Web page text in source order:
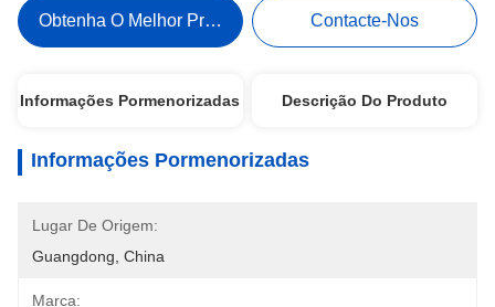
Obtenha O Melhor Preço Contacte-Nos
Informações Pormenorizadas Descrição Do Produto
Informações Pormenorizadas
Lugar De Origem:
Guangdong, China
Marca: